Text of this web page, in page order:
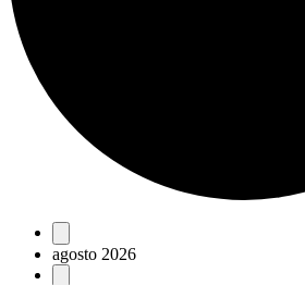
Eventos
agosto 2026